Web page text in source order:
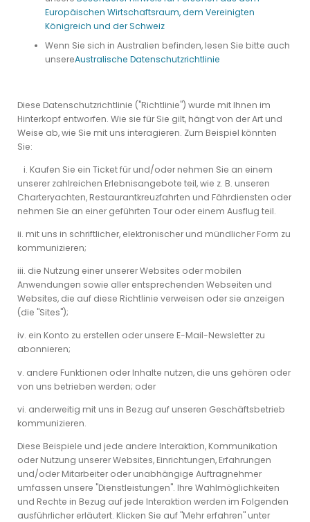
Europäischen Wirtschaftsraum, dem Vereinigten
Königreich und der Schweiz
Wenn Sie sich in Australien befinden, lesen Sie bitte auch
unsereAustralische Datenschutzrichtlinie
Diese Datenschutzrichtlinie ("Richtlinie") wurde mit Ihnen im
Hinterkopf entworfen. Wie sie für Sie gilt, hängt von der Art und
Weise ab, wie Sie mit uns interagieren. Zum Beispiel könnten
Sie:
i. Kaufen Sie ein Ticket für und/oder nehmen Sie an einem
unserer zahlreichen Erlebnisangebote teil, wie z. B. unseren
Charteryachten, Restaurantkreuzfahrten und Fährdiensten oder
nehmen Sie an einer geführten Tour oder einem Ausflug teil.
ii. mit uns in schriftlicher, elektronischer und mündlicher Form zu
kommunizieren;
iii. die Nutzung einer unserer Websites oder mobilen
Anwendungen sowie aller entsprechenden Webseiten und
Websites, die auf diese Richtlinie verweisen oder sie anzeigen
(die "Sites");
iv. ein Konto zu erstellen oder unsere E-Mail-Newsletter zu
abonnieren;
v. andere Funktionen oder Inhalte nutzen, die uns gehören oder
von uns betrieben werden; oder
vi. anderweitig mit uns in Bezug auf unseren Geschäftsbetrieb
kommunizieren.
Diese Beispiele und jede andere Interaktion, Kommunikation
oder Nutzung unserer Websites, Einrichtungen, Erfahrungen
und/oder Mitarbeiter oder unabhängige Auftragnehmer
umfassen unsere "Dienstleistungen". Ihre Wahlmöglichkeiten
und Rechte in Bezug auf jede Interaktion werden im Folgenden
ausführlicher erläutert. Klicken Sie auf "Mehr erfahren" unter